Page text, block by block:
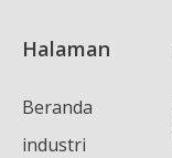
Halaman
Beranda
industri